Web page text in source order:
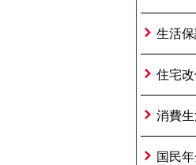
生活
住宅
消費
国民